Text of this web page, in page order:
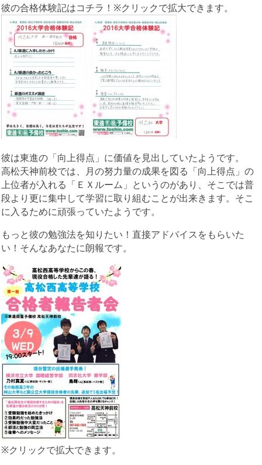
彼の合格体験記はコチラ！※クリックで拡大できます。
彼は東進の「向上得点」に価値を見出していたようです。
高松天神前校では、月の努力量の成果を図る「向上得点」の
上位者が入れる「ＥＸルーム」というのがあり、そこでは普
段より更に集中して学習に取り組むことが出来きます。そこ
に入るために頑張っていたようです。
もっと彼の勉強法を知りたい！直接アドバイスをもらいた
い！そんなあなたに朗報です。
※クリックで拡大できます。